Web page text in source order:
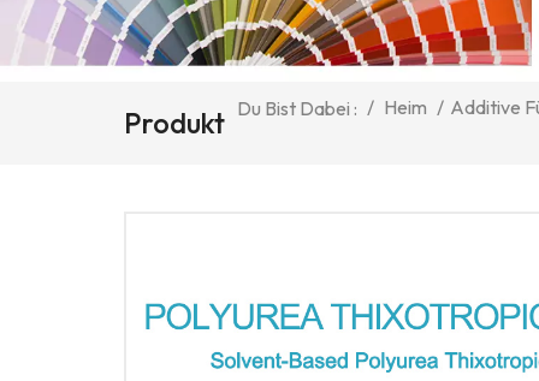
Produkt Du Bist Dabei : / Heim / Additive